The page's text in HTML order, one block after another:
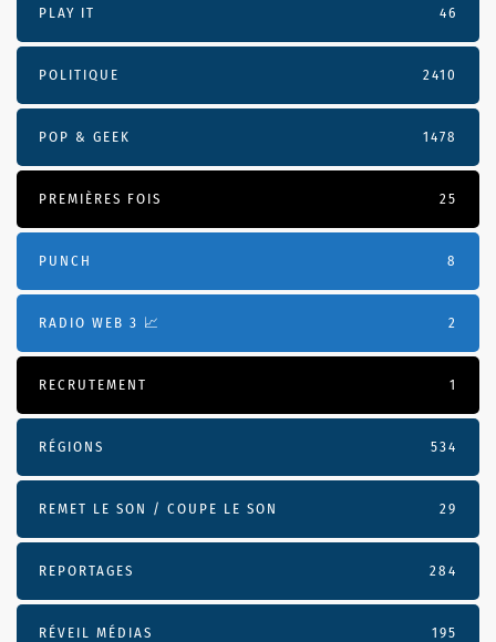
PLAY IT 46
POLITIQUE 2410
POP & GEEK 1478
PREMIÈRES FOIS 25
PUNCH 8
RADIO WEB 3 📈 2
RECRUTEMENT 1
RÉGIONS 534
REMET LE SON / COUPE LE SON 29
REPORTAGES 284
RÉVEIL MÉDIAS 195